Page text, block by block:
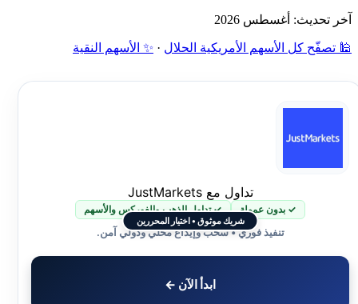
آخر تحديث: أغسطس 2026
🕌 تصفّح كل الأسهم الأمريكية الحلال · ✨ الأسهم النقية
شريك موثوق • اختيار المحررين
تداول مع JustMarkets
✓ بدون عمولة ✓ تداول الذهب والفوركس والأسهم
تنفيذ فوري • سحب وإيداع محلي ودولي آمن.
ابدأ الآن ←